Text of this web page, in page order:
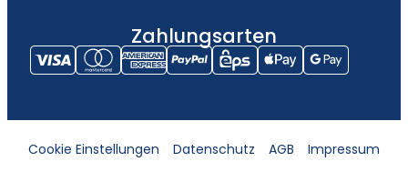
Zahlungsarten
Cookie Einstellungen Datenschutz AGB Impressum